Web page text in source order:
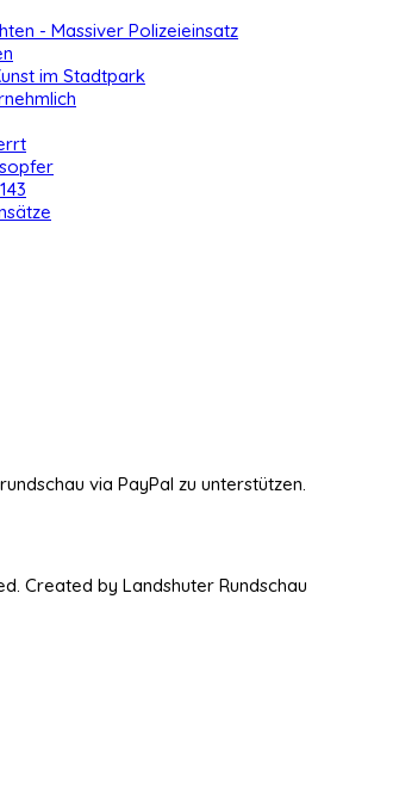
- Massiver Polizeieinsatz
im Stadtpark
via PayPal zu unterstützen.
Created by Landshuter Rundschau